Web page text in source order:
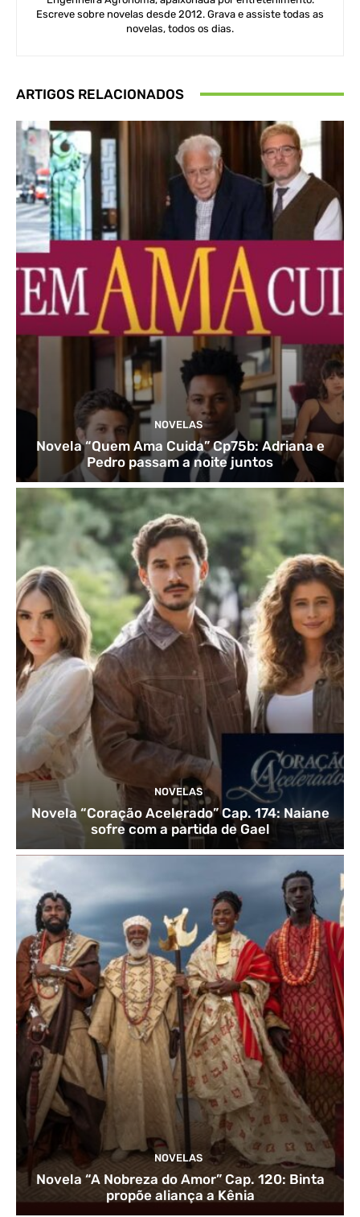
Escreve sobre novelas desde 2012. Grava e assiste todas as
novelas, todos os dias.
ARTIGOS RELACIONADOS
NOVELAS
Novela “Quem Ama Cuida” Cp75b: Adriana e
Pedro passam a noite juntos
NOVELAS
Novela “Coração Acelerado” Cap. 174: Naiane
sofre com a partida de Gael
NOVELAS
Novela “A Nobreza do Amor” Cap. 120: Binta
propõe aliança a Kênia